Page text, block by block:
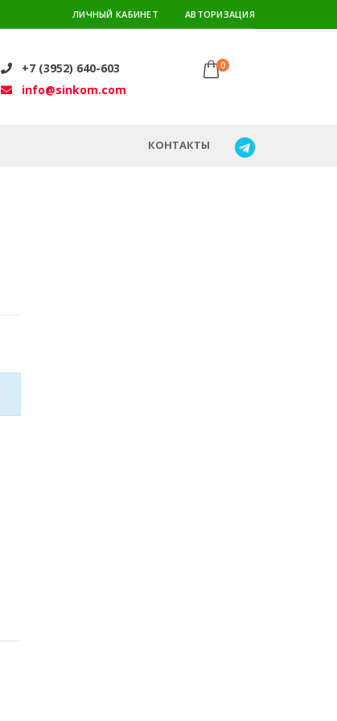
ЛИЧНЫЙ КАБИНЕТ АВТОРИЗАЦИЯ
+7 (3952) 640-603
info@sinkom.com
0
КОНТАКТЫ